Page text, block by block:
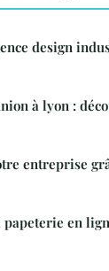
design
à lyon :
entreprise
papeterie en